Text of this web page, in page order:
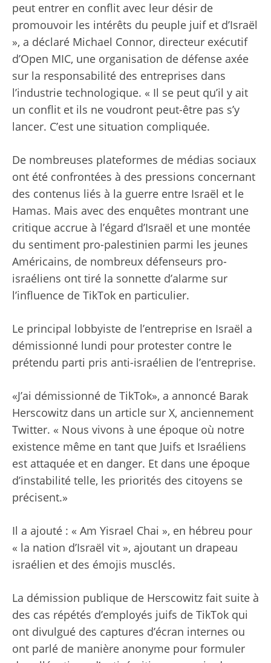
peut entrer en conflit avec leur désir de
promouvoir les intérêts du peuple juif et d’Israël
», a déclaré Michael Connor, directeur exécutif
d’Open MIC, une organisation de défense axée
sur la responsabilité des entreprises dans
l’industrie technologique. « Il se peut qu’il y ait
un conflit et ils ne voudront peut-être pas s’y
lancer. C’est une situation compliquée.
De nombreuses plateformes de médias sociaux
ont été confrontées à des pressions concernant
des contenus liés à la guerre entre Israël et le
Hamas. Mais avec des enquêtes montrant une
critique accrue à l’égard d’Israël et une montée
du sentiment pro-palestinien parmi les jeunes
Américains, de nombreux défenseurs pro-
israéliens ont tiré la sonnette d’alarme sur
l’influence de TikTok en particulier.
Le principal lobbyiste de l’entreprise en Israël a
démissionné lundi pour protester contre le
prétendu parti pris anti-israélien de l’entreprise.
«J’ai démissionné de TikTok», a annoncé Barak
Herscowitz dans un article sur X, anciennement
Twitter. « Nous vivons à une époque où notre
existence même en tant que Juifs et Israéliens
est attaquée et en danger. Et dans une époque
d’instabilité telle, les priorités des citoyens se
précisent.»
Il a ajouté : « Am Yisrael Chai », en hébreu pour
« la nation d’Israël vit », ajoutant un drapeau
israélien et des émojis musclés.
La démission publique de Herscowitz fait suite à
des cas répétés d’employés juifs de TikTok qui
ont divulgué des captures d’écran internes ou
ont parlé de manière anonyme pour formuler